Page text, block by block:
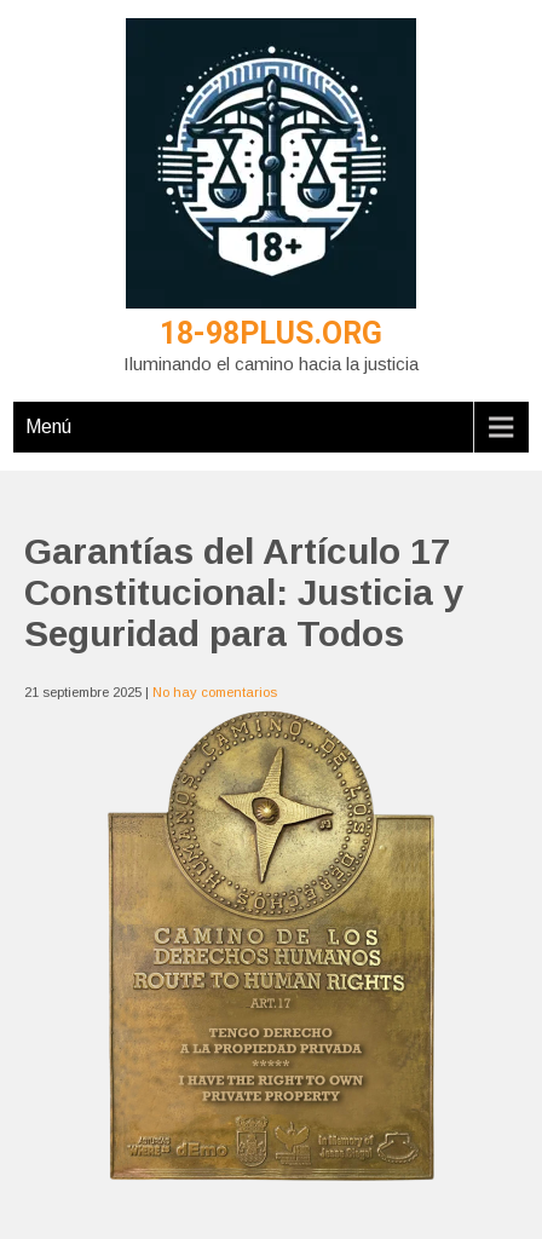
18-98PLUS.ORG
Iluminando el camino hacia la justicia
Menú
Garantías del Artículo 17
Constitucional: Justicia y
Seguridad para Todos
21 septiembre 2025 | No hay comentarios